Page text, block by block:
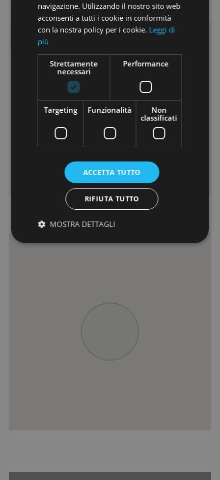
Caratteristiche
Riscaldamento:Autonomo
Cucina:Angolo cottura
Ascensore:No
Classe Energetica:
Non soggetto
Si
Dove si trova
navigazione. Utilizzando il nostro sito web
acconsenti a tutti i cookie in conformità
con la nostra policy per i cookie. Leggi di
più
Strettamente
necessari
Performance
Targeting Funzionalità
Non
classificati
ACCETTA TUTTO
RIFIUTA TUTTO
MOSTRA DETTAGLI